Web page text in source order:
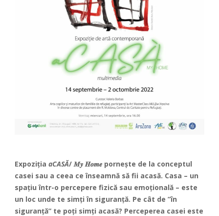
Expoziția aCASĂ/ 𝑴𝒚 𝑯𝒐𝒎𝒆 pornește de la conceptul
casei sau a ceea ce înseamnă să fii acasă. Casa – un
spațiu într-o percepere fizică sau emoțională – este
un loc unde te simți în siguranță. Pe cât de ”în
siguranță” te poți simți acasă? Perceperea casei este